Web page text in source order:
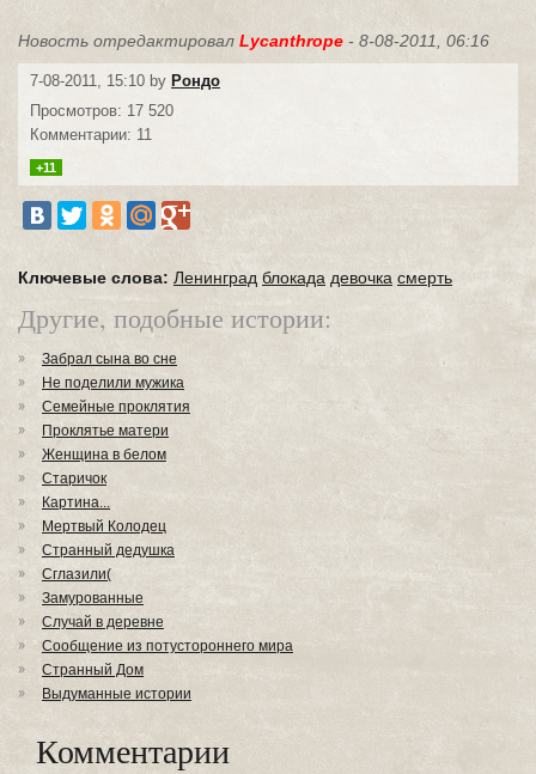
Новость отредактировал Lycanthrope - 8-08-2011, 06:16
7-08-2011, 15:10 by Рондо
Просмотров: 17 520
Комментарии: 11
+11
Ключевые слова: Ленинград блокада девочка смерть
Другие, подобные истории:
Забрал сына во сне
Не поделили мужика
Семейные проклятия
Проклятье матери
Женщина в белом
Старичок
Картина...
Мертвый Колодец
Странный дедушка
Сглазили(
Замурованные
Случай в деревне
Сообщение из потустороннего мира
Странный Дом
Выдуманные истории
Комментарии